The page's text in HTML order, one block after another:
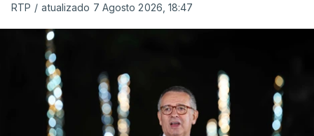
O Preisdente deixa, no entanto, deixa alguns
avisos:uma reforma desta dimensão "deve ter
como primeiro critério a proteção das pessoas"
e "nenhum processo de simplificação pode
traduzir-se numa diminuição da proteção
social".
RTP / atualizado 7 Agosto 2026, 18:47